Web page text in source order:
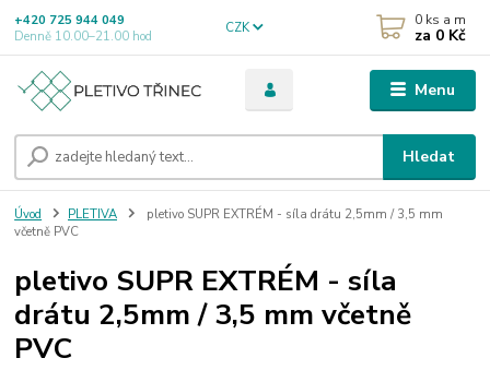
Menu
CZK
Hledat
+420 725 944 049
Denně 10.00–21.00 hod
0 ks a m
za 0 Kč
Úvod PLETIVA
pletivo SUPR EXTRÉM - síla drátu 2,5mm / 3,5 mm
včetně PVC
pletivo SUPR EXTRÉM - síla
drátu 2,5mm / 3,5 mm včetně
PVC